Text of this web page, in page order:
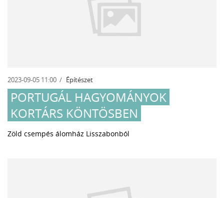
2023-09-05 11:00 Építészet
PORTUGÁL HAGYOMÁNYOK
KORTÁRS KÖNTÖSBEN
Zöld csempés álomház Lisszabonból